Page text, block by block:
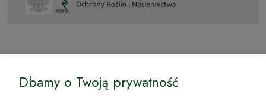
Dbamy o Twoją prywatność